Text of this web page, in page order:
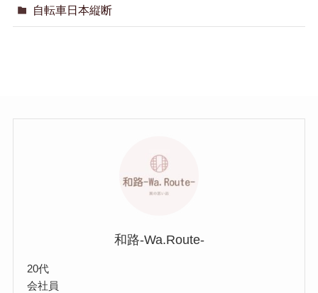
自転車日本縦断
和路-Wa.Route-
20代
会社員